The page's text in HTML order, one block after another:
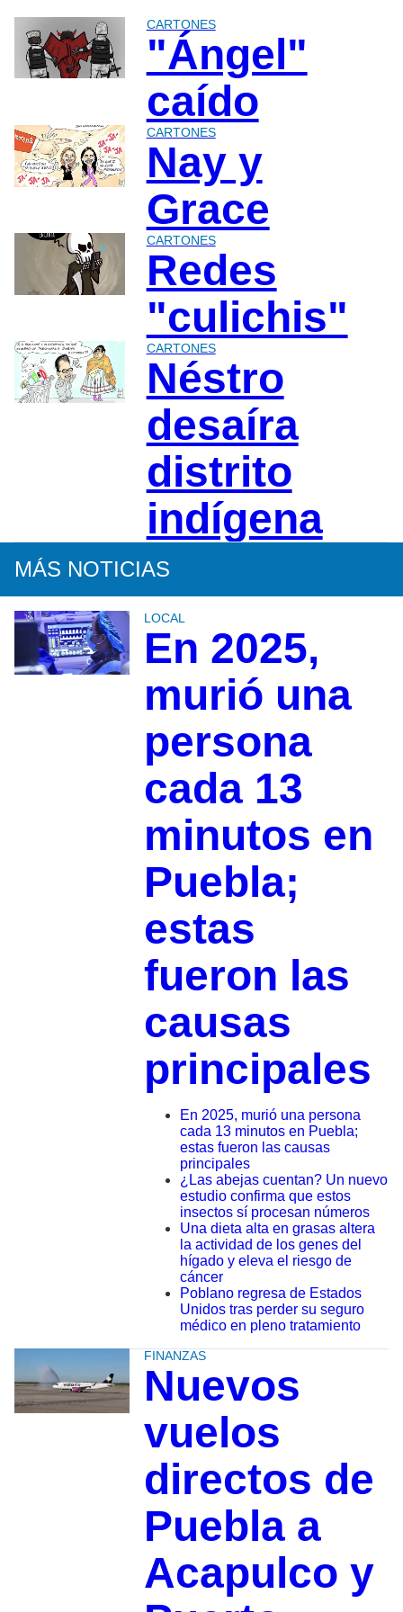
CARTONES
"Ángel"
caído
CARTONES
Nay y
Grace
CARTONES
Redes
"culichis"
CARTONES
Néstro
desaíra
distrito
indígena
MÁS NOTICIAS
LOCAL
En 2025,
murió una
persona
cada 13
minutos en
Puebla;
estas
fueron las
causas
principales
En 2025, murió una persona
cada 13 minutos en Puebla;
estas fueron las causas
principales
¿Las abejas cuentan? Un nuevo
estudio confirma que estos
insectos sí procesan números
Una dieta alta en grasas altera
la actividad de los genes del
hígado y eleva el riesgo de
cáncer
Poblano regresa de Estados
Unidos tras perder su seguro
médico en pleno tratamiento
FINANZAS
Nuevos
vuelos
directos de
Puebla a
Acapulco y